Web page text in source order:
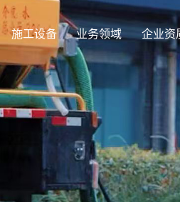
施工设备 业务领域 企业资